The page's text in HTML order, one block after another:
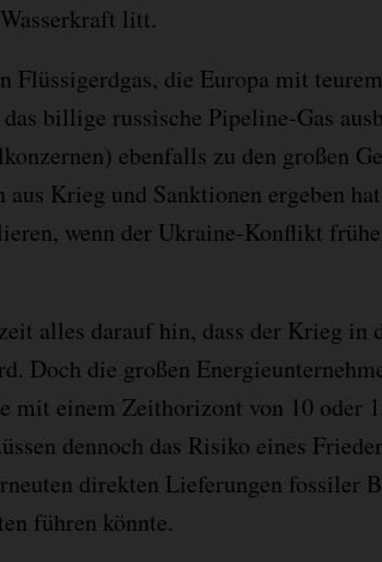
litt.
Flüssigerdgas, die Europa mit
billige russische Pipeline-Gas
ebenfalls zu den großen
Krieg und Sanktionen ergeben
wenn der Ukraine-Konflikt
alles darauf hin, dass der Krieg in
Doch die großen
mit einem Zeithorizont von 10 oder
dennoch das Risiko eines
direkten Lieferungen fossiler
führen könnte.